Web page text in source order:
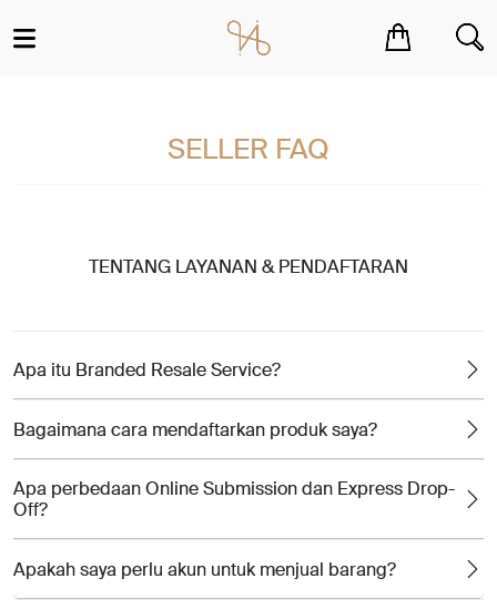
SELLER FAQ
TENTANG LAYANAN & PENDAFTARAN
Apa itu Branded Resale Service?
Bagaimana cara mendaftarkan produk saya?
Apa perbedaan Online Submission dan Express Drop-
Off?
Apakah saya perlu akun untuk menjual barang?